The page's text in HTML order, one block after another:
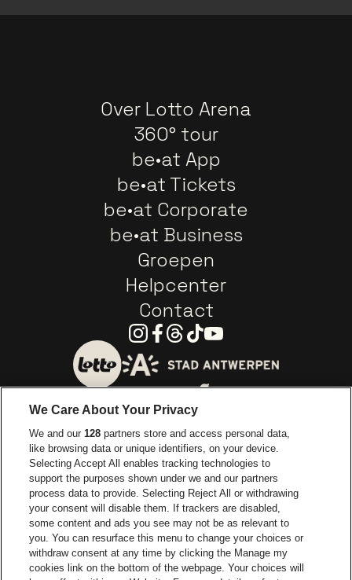
Over Lotto Arena
360° tour
be•at App
be•at Tickets
be•at Corporate
be•at Business
Groepen
Helpcenter
Contact
Instagram
Facebook
Threads
TiktokYoutube
Ga naar de website van
Ga naar de website van Europcar
Ga naar de
Ga naar de website van Coca-Cola
Ga naar de website van
Ga naar
Ga naar de website van Champagne
Ga naar de website
Ga naar de website van Het
Ga naar de
Lotto Arena is een deel vanbe•at
We Care About Your Privacy
We and our128 partners store and access personal data,
like browsing data or unique identifiers, on your device.
Selecting Accept All enables tracking technologies to
support the purposes shown under we and our partners
process data to provide. Selecting Reject All or withdrawing
your consent will disable them. If trackers are disabled,
some content and ads you see may not be as relevant to
you. You can resurface this menu to change your choices or
withdraw consent at any time by clicking the Manage my
cookies link on the bottom of the webpage. Your choices will